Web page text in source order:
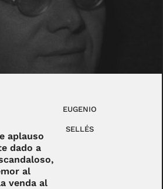
aplauso
dado a
al
venda al
EUGENIO
SELLÉS